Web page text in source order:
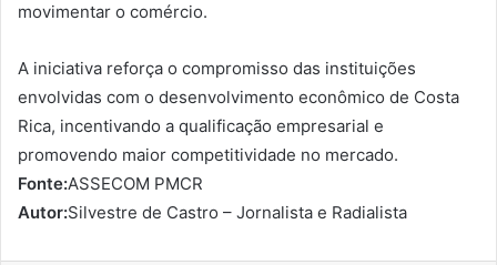
movimentar o comércio.
A iniciativa reforça o compromisso das instituições
envolvidas com o desenvolvimento econômico de Costa
Rica, incentivando a qualificação empresarial e
promovendo maior competitividade no mercado.
Fonte:ASSECOM PMCR
Autor:Silvestre de Castro – Jornalista e Radialista